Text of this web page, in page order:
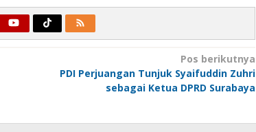
Pos berikutnya
PDI Perjuangan Tunjuk Syaifuddin Zuhri
sebagai Ketua DPRD Surabaya